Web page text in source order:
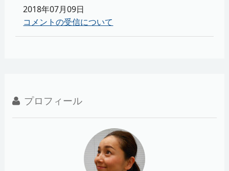
2018年07月09日
コメントの受信について
プロフィール